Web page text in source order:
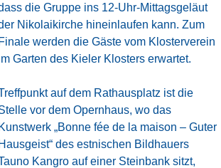
die Gruppe ins 12-Uhr-Mittagsgeläut
Nikolaikirche hineinlaufen kann. Zum
Finale werden die Gäste vom Klosterverein
Garten des Kieler Klosters erwartet.
auf dem Rathausplatz ist die
vor dem Opernhaus, wo das
Kunstwerk„Bonne fée de la maison – Guter
Hausgeist“ des estnischen Bildhauers
Kangroauf einer Steinbank sitzt,